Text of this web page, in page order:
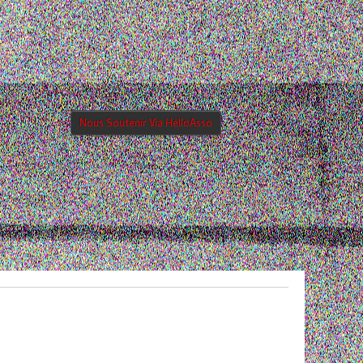
Nous Soutenir Via HelloAsso